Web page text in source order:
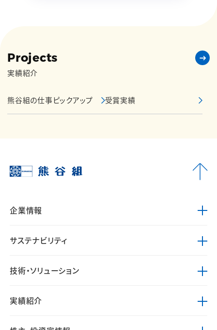
Projects
実績紹介
熊谷組の仕事ピックアップ 受賞実績
企業情報
サステナビリティ
技術・ソリューション
実績紹介